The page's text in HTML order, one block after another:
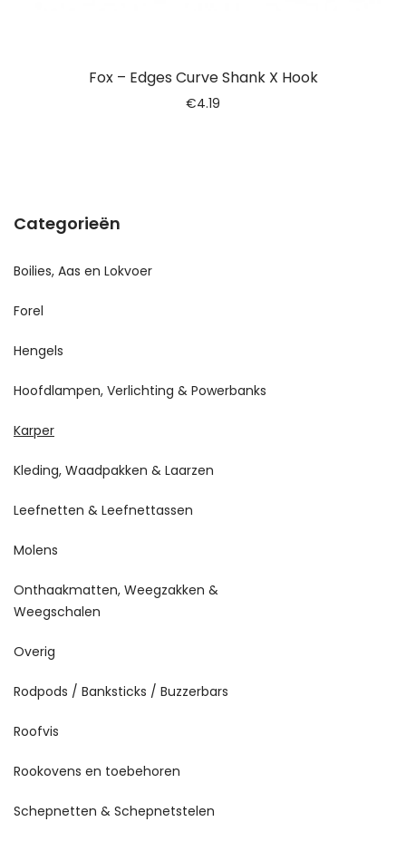
Fox – Edges Curve Shank X Hook
€4.19
Categorieën
Boilies, Aas en Lokvoer
Forel
Hengels
Hoofdlampen, Verlichting & Powerbanks
Karper
Kleding, Waadpakken & Laarzen
Leefnetten & Leefnettassen
Molens
Onthaakmatten, Weegzakken &
Weegschalen
Overig
Rodpods / Banksticks / Buzzerbars
Roofvis
Rookovens en toebehoren
Schepnetten & Schepnetstelen